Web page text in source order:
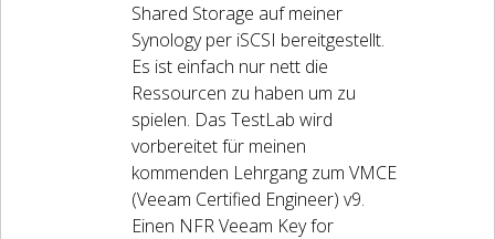
Shared Storage auf meiner
Synology per iSCSI bereitgestellt.
Es ist einfach nur nett die
Ressourcen zu haben um zu
spielen. Das TestLab wird
vorbereitet für meinen
kommenden Lehrgang zum VMCE
(Veeam Certified Engineer) v9.
Einen NFR Veeam Key for